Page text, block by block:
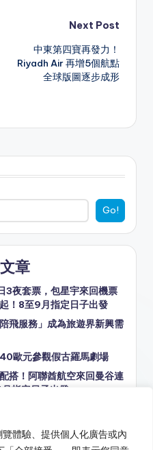
體驗、提供個人化廣告或內
b
k
gr
a
m
ai
l
ar
e
Next Post
中東第四寶再發力！
Riyadh Air 再增5個航點
全球版圖逐步成形
Go!
章
3夜套票，包星宇來回機票
！8至9月指定日子出發
飛服務」成為旅遊界新興需
歐元參觀假古羅馬劇場
搭！阿聯酋航空來回曼谷連
指定日子出發
FAA認證 最快明年正式載